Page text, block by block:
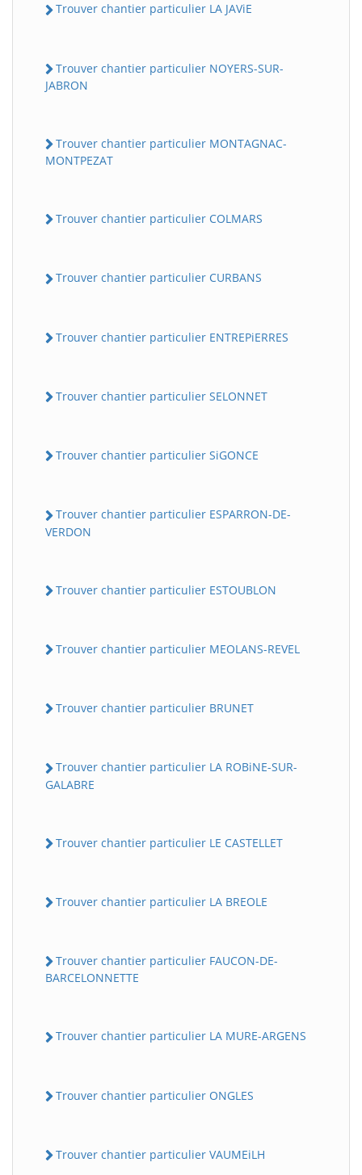
Trouver chantier particulier LA JAViE
Trouver chantier particulier NOYERS-SUR-
JABRON
Trouver chantier particulier MONTAGNAC-
MONTPEZAT
Trouver chantier particulier COLMARS
Trouver chantier particulier CURBANS
Trouver chantier particulier ENTREPiERRES
Trouver chantier particulier SELONNET
Trouver chantier particulier SiGONCE
Trouver chantier particulier ESPARRON-DE-
VERDON
Trouver chantier particulier ESTOUBLON
Trouver chantier particulier MEOLANS-REVEL
Trouver chantier particulier BRUNET
Trouver chantier particulier LA ROBiNE-SUR-
GALABRE
Trouver chantier particulier LE CASTELLET
Trouver chantier particulier LA BREOLE
Trouver chantier particulier FAUCON-DE-
BARCELONNETTE
Trouver chantier particulier LA MURE-ARGENS
Trouver chantier particulier ONGLES
Trouver chantier particulier VAUMEiLH